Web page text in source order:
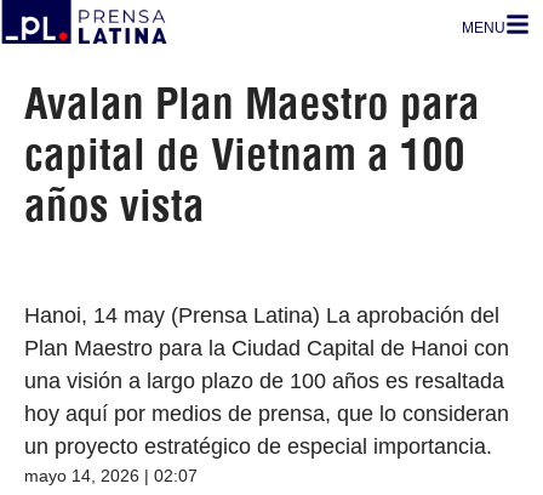
MENU
Avalan Plan Maestro para
capital de Vietnam a 100
años vista
Hanoi, 14 may (Prensa Latina) La aprobación del
Plan Maestro para la Ciudad Capital de Hanoi con
una visión a largo plazo de 100 años es resaltada
hoy aquí por medios de prensa, que lo consideran
un proyecto estratégico de especial importancia.
mayo 14, 2026 | 02:07